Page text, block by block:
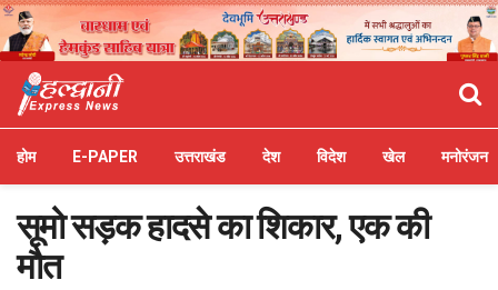
होम E-PAPER उत्तराखंड देश विदेश खेल मनोरंजन
सूमो सड़क हादसे का शिकार, एक की
मौत